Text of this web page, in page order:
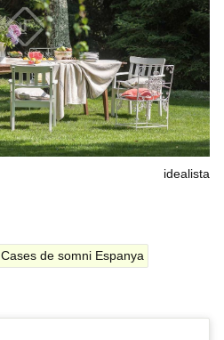
idealista
Cases de somni Espanya